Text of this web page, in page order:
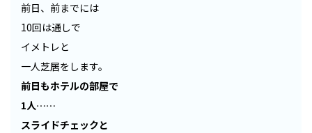
前日、前までには
10回は通しで
イメトレと
一人芝居をします。
前日もホテルの部屋で
1人……
スライドチェックと